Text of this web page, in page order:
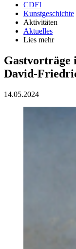
CDFI
Kunstgeschichte
Aktivitäten
Aktuelles
Lies mehr
Gastvorträge
David-
14.05.2024